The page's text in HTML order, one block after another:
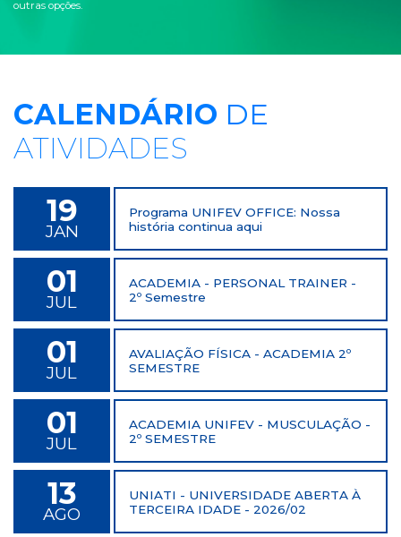
outras opções.
CALENDÁRIO DE
ATIVIDADES
19
JAN
Programa UNIFEV OFFICE: Nossa
história continua aqui
01
JUL
ACADEMIA - PERSONAL TRAINER -
2º Semestre
01
JUL
AVALIAÇÃO FÍSICA - ACADEMIA 2º
SEMESTRE
01
JUL
ACADEMIA UNIFEV - MUSCULAÇÃO -
2º SEMESTRE
13
AGO
UNIATI - UNIVERSIDADE ABERTA À
TERCEIRA IDADE - 2026/02